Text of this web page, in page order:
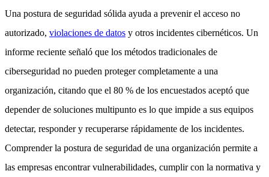
Una postura de seguridad sólida ayuda a prevenir el acceso no
autorizado, violaciones de datos y otros incidentes cibernéticos. Un
informe reciente señaló que los métodos tradicionales de
ciberseguridad no pueden proteger completamente a una
organización, citando que el 80 % de los encuestados aceptó que
depender de soluciones multipunto es lo que impide a sus equipos
detectar, responder y recuperarse rápidamente de los incidentes.
Comprender la postura de seguridad de una organización permite a
las empresas encontrar vulnerabilidades, cumplir con la normativa y